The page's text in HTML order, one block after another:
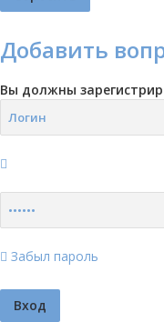
Добавить
Вы должны
Забыл пароль